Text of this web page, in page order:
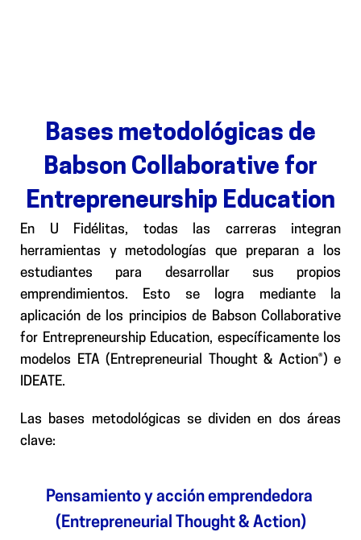
Bases metodológicas de
Babson Collaborative for
Entrepreneurship Education
En U Fidélitas, todas las carreras integran
herramientas y metodologías que preparan a los
estudiantes para desarrollar sus propios
emprendimientos. Esto se logra mediante la
aplicación de los principios de Babson Collaborative
for Entrepreneurship Education, específicamente los
modelos ETA (Entrepreneurial Thought & Action®) e
IDEATE.
Las bases metodológicas se dividen en dos áreas
clave:
Pensamiento y acción emprendedora
(Entrepreneurial Thought & Action)